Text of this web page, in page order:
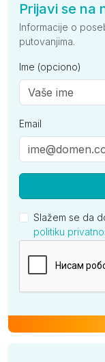
Prijavi se na
Informacije o
putovanjima.
Ime (opciono)
Email
Slažem se da
politiku